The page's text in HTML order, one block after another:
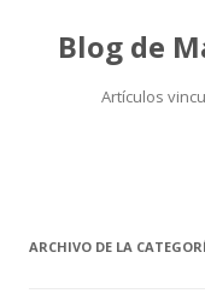
Blog de
Artículos
ARCHIVO DE LA